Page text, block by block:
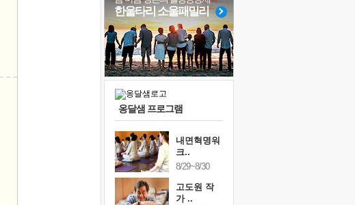
극심한 변비, 어깨결림, 수면 장애
아픈 아버지를 위한 공간 설계
슬럼프
보고 싶은 어머니
유년 시절의 부산 영도 바다
못된 꼰대들
너무 황홀한 꽃들이여!
#면역력
#위기
#바이러스
#힐링
#나눔
#건강
한울타리 소울패밀리
옹달샘 프로그램
내면혁명워
크..
8/29~8/30
고도원 작
가 ..